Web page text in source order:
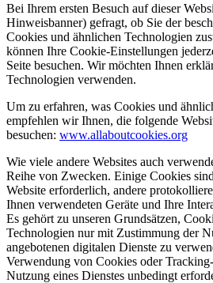
Bei Ihrem ersten Besuch auf dieser
Hinweisbanner) gefragt, ob Sie der
Cookies und ähnlichen Technologien
können Ihre Cookie-Einstellungen
Seite besuchen. Wir möchten Ihnen
Technologien verwenden.
Um zu erfahren, was Cookies und
empfehlen wir Ihnen, die folgende
besuchen: www.allaboutcookies.org
Wie viele andere Websites auch
Reihe von Zwecken. Einige Cookies
Website erforderlich, andere
Ihnen verwendeten Geräte und Ihre
Es gehört zu unseren Grundsätzen,
Technologien nur mit Zustimmung der
angebotenen digitalen Dienste zu
Verwendung von Cookies oder
Nutzung eines Dienstes unbedingt